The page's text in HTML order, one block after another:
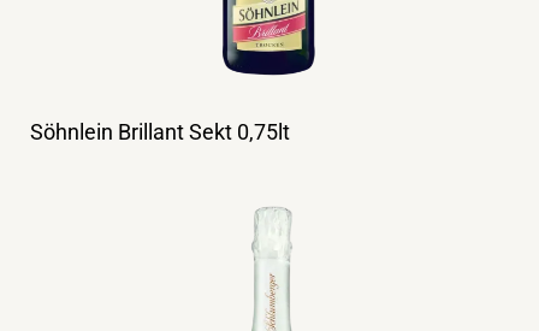
Söhnlein Brillant Sekt 0,75lt